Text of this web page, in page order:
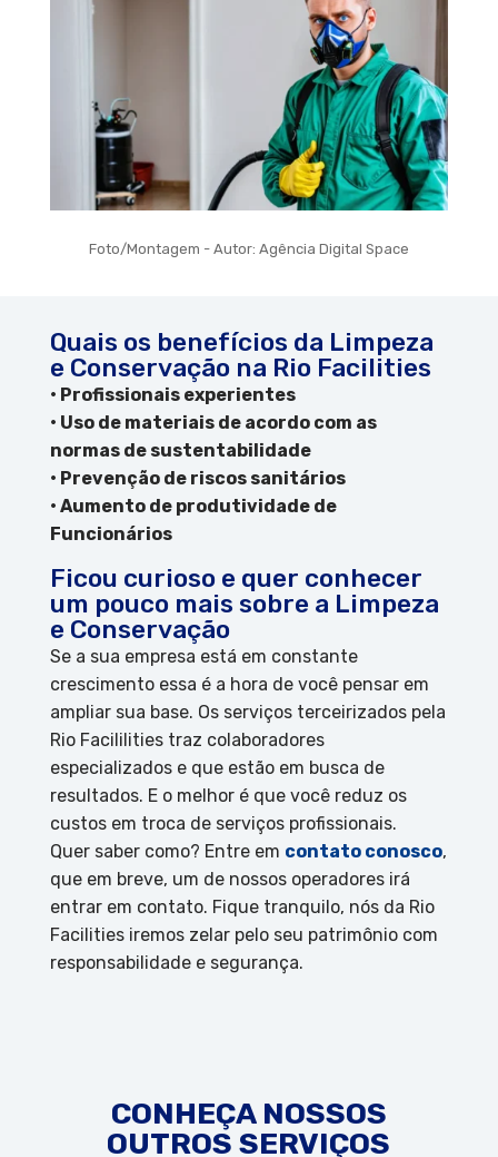
Foto/Montagem - Autor: Agência Digital Space
Quais os benefícios da Limpeza
e Conservação na Rio Facilities
• Profissionais experientes
• Uso de materiais de acordo com as
normas de sustentabilidade
• Prevenção de riscos sanitários
• Aumento de produtividade de
Funcionários
Ficou curioso e quer conhecer
um pouco mais sobre a Limpeza
e Conservação
Se a sua empresa está em constante
crescimento essa é a hora de você pensar em
ampliar sua base. Os serviços terceirizados pela
Rio Facililities traz colaboradores
especializados e que estão em busca de
resultados. E o melhor é que você reduz os
custos em troca de serviços profissionais.
Quer saber como? Entre em contato conosco,
que em breve, um de nossos operadores irá
entrar em contato. Fique tranquilo, nós da Rio
Facilities iremos zelar pelo seu patrimônio com
responsabilidade e segurança.
CONHEÇA NOSSOS
OUTROS SERVIÇOS